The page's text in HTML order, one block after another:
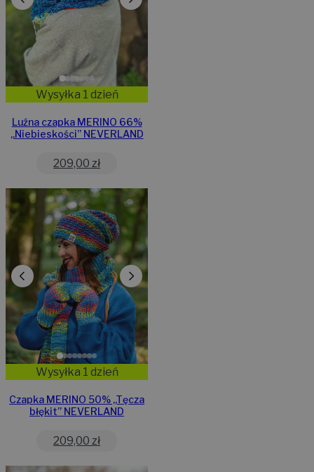
Wysyłka 1 dzień
Luźna czapka MERINO 66%
„Niebieskości” NEVERLAND
209,00 zł
Wysyłka 1 dzień
Czapka MERINO 50% ,,Tęcza
błękit” NEVERLAND
209,00 zł